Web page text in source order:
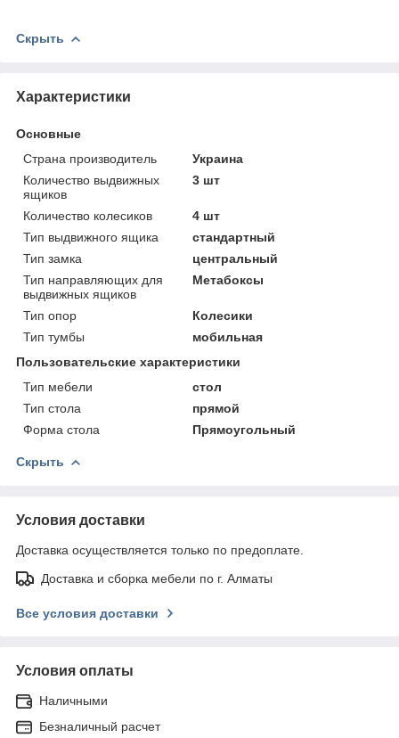
Скрыть
Характеристики
Основные
Страна производитель
Украина
Количество выдвижных
ящиков
3 шт
Количество колесиков
4 шт
Тип выдвижного ящика
стандартный
Тип замка
центральный
Тип направляющих для
выдвижных ящиков
Метабоксы
Тип опор
Колесики
Тип тумбы
мобильная
Пользовательские характеристики
Тип мебели
стол
Тип стола
прямой
Форма стола
Прямоугольный
Скрыть
Условия доставки
Доставка осуществляется только по предоплате.
Доставка и сборка мебели по г. Алматы
Все условия доставки
Условия оплаты
Наличными
Безналичный расчет